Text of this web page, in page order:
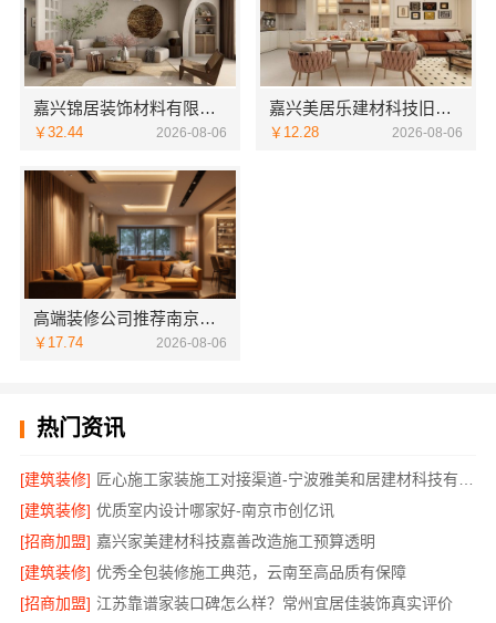
嘉兴锦居装饰材料有限公司桐乡市毛坯房装修费用
￥32.44 2026-08-06
嘉兴美居乐建材科技旧房改造服务
￥12.28 2026-08-06
高端装修公司推荐南京市创亿讯，环保家装全包服务
￥17.74 2026-08-06
热门资讯
[建筑装修]
[建筑装修] 优质室内设计哪家好-南京市创亿讯
[招商加盟] 嘉兴家美建材科技嘉善改造施工预算透明
[建筑装修] 优秀全包装修施工典范，云南至高品质有保障
[招商加盟] 江苏靠谱家装口碑怎么样？常州宜居佳装饰真实评价